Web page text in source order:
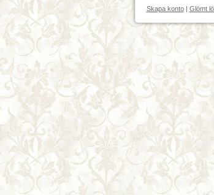
Skapa konto| Glömt